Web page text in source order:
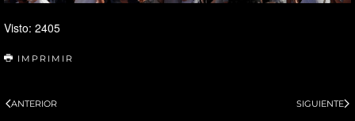
Visto: 2405
IMPRIMIR
ANTERIOR SIGUIENTE